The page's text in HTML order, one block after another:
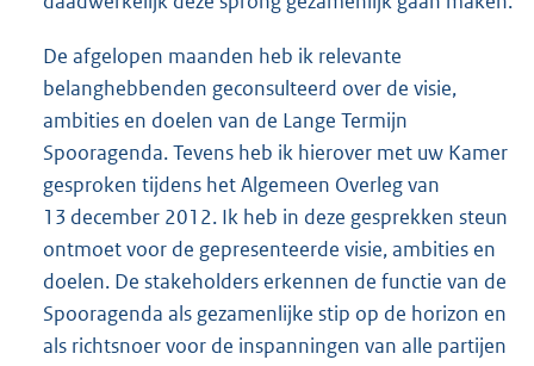
De afgelopen maanden heb ik relevante
belanghebbenden geconsulteerd over de visie,
ambities en doelen van de Lange Termijn
Spooragenda. Tevens heb ik hierover met uw Kamer
gesproken tijdens het Algemeen Overleg van
13 december 2012. Ik heb in deze gesprekken steun
ontmoet voor de gepresenteerde visie, ambities en
doelen. De stakeholders erkennen de functie van de
Spooragenda als gezamenlijke stip op de horizon en
als richtsnoer voor de inspanningen van alle partijen